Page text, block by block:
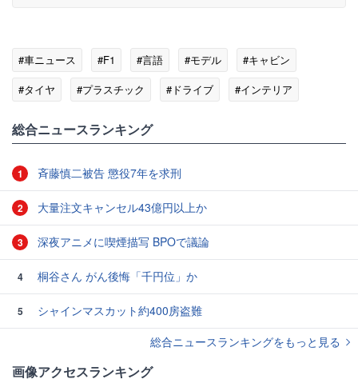
#車ニュース #F1 #言語 #モデル
#キャビン
#タイヤ
#プラスチック #ドライブ #インテリア
総合ニュースランキング
1 斉藤慎二被告 懲役7年を求刑
2 大量注文キャンセル43億円以上か
3 深夜アニメに喫煙描写 BPOで議論
4 桐谷さん がん後悔「千円位」か
5
シャインマスカット約400房盗難
総合ニュースランキングをもっと見る
画像アクセスランキング